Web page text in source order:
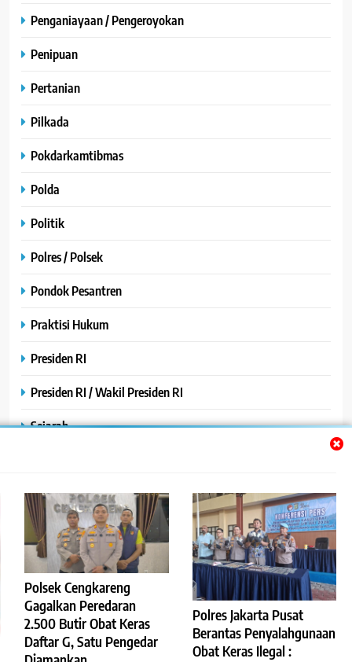
Polsek Cengkareng
Gagalkan Peredaran
2.500 Butir Obat Keras
Daftar G, Satu Pengedar
Polres Jakarta Pusat
Berantas Penyalahgunaan
Obat Keras Ilegal :
Penganiayaan / Pengeroyokan
Penipuan
Pertanian
Pilkada
Pokdarkamtibmas
Polda
Politik
Polres / Polsek
Pondok Pesantren
Praktisi Hukum
Presiden RI
Presiden RI / Wakil Presiden RI
Sejarah
SPPG /MBG
TNI AU
TNI POLRI
Uncategorized
Yayasan